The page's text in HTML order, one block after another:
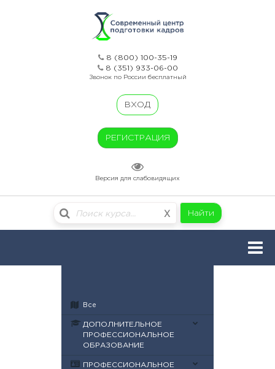
8 (800) 100-35-19
8 (351) 933-06-00
Звонок по России бесплатный
ВХОД
РЕГИСТРАЦИЯ
Версия для слабовидящих
X Найти
Все
ДОПОЛНИТЕЛЬНОЕ
ПРОФЕССИОНАЛЬНОЕ
ОБРАЗОВАНИЕ
ПРОФЕССИОНАЛЬНОЕ